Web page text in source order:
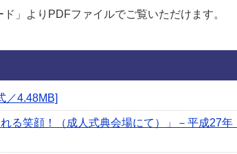
」よりPDFファイルでご覧いただけます。
／4.48MB]
る笑顔！（成人式典会場にて）」－平成27